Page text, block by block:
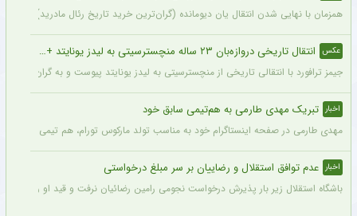
همزمان با نهایی شدن انتقال یان دیومانده (گران‌ترین خرید تاریخ رئال مادرید)، تمدید قرارداد
عکس انتقال تاریخی دروازه‌بان ۲۳ ساله منچسترسیتی به لیدز یونایتد + عکس
جیمز ترافورد با انتقالی تاریخی از منچسترسیتی به لیدز یونایتد پیوست و به گران‌ترین
اخبار تبریک مهدی طارمی به هم‌تیمی سابق خود
مهدی طارمی در صفحه اینستاگرام خود به مناسب تولد مارکوس تورام، هم تیمی سابق
اخبار عدم توافق استقلال و رضاییان بر سر مبلغ درخواستی
باشگاه استقلال زیر بار پذیرش درخواست نجومی رامین رضائیان نرفت و قید او را زد تا